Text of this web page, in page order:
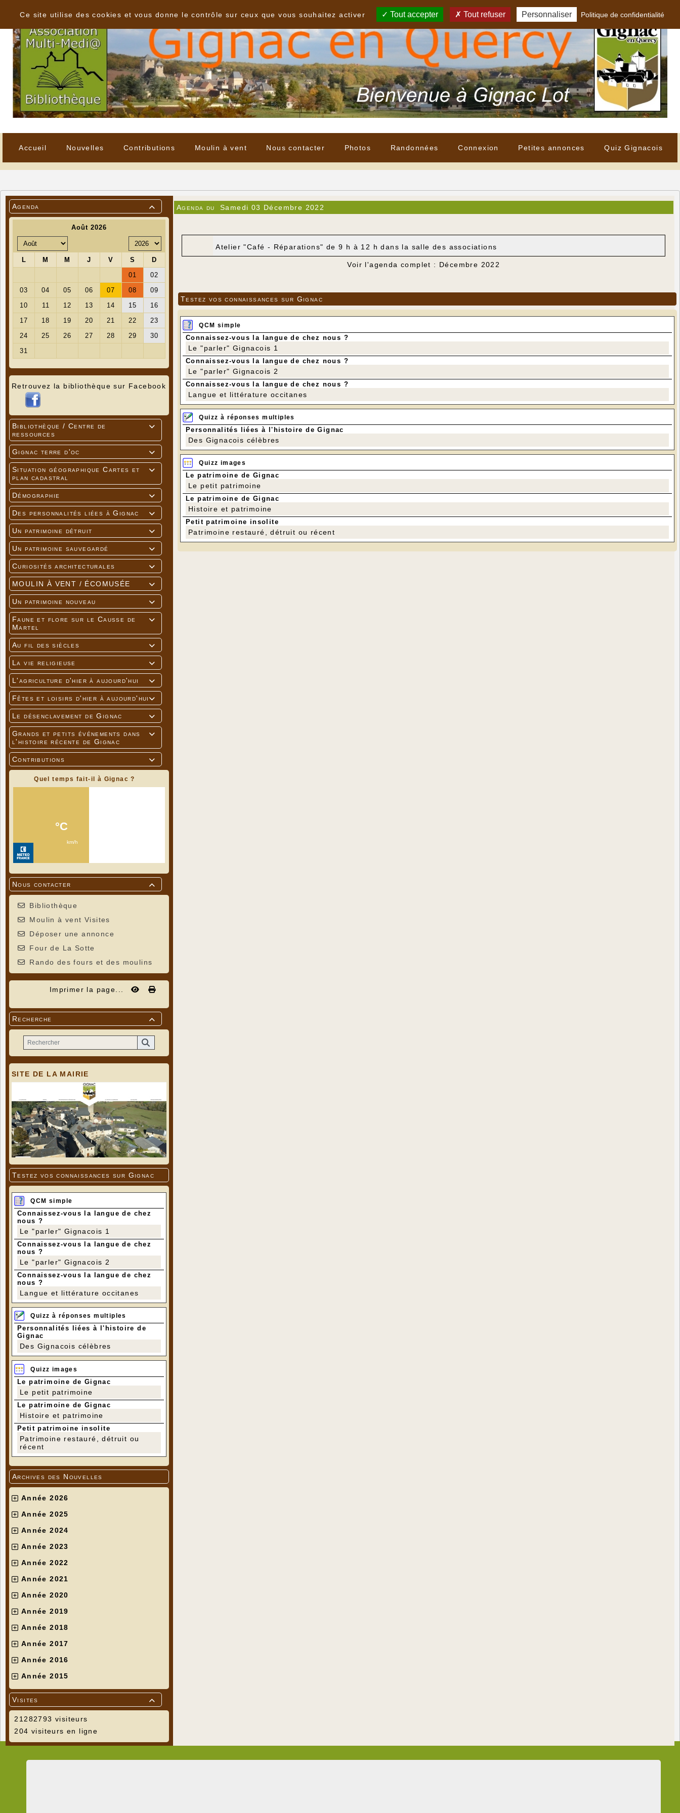
Accueil Nouvelles Contributions Moulin à vent Nous contacter Photos Randonnées Connexion Petites annonces Quiz Gignacois

Agenda
Retrouvez la bibliothèque sur Facebook

Bibliothèque / Centre de
ressources

Gignac terre d'oc

Situation géographique Cartes et
plan cadastral

Démographie

Des personnalités liées à Gignac

Un patrimoine détruit

Un patrimoine sauvegardé

Curiosités architecturales

MOULIN À VENT / ÉCOMUSÉE

Un patrimoine nouveau

Faune et flore sur le Causse de
Martel

Au fil des siècles

La vie religieuse

L'agriculture d'hier à aujourd'hui

Fêtes et loisirs d'hier à aujourd'hui

Le désenclavement de Gignac

Grands et petits événements dans
l'histoire récente de Gignac

Contributions
Quel temps fait-il à Gignac ?

Nous contacter
Bibliothèque
Moulin à vent Visites
Déposer une annonce
Four de La Sotte
Rando des fours et des moulins
Imprimer la page...

Recherche
SITE DE LA MAIRIE
Testez vos connaissances sur Gignac
QCM simple
Connaissez-vous la langue de chez
nous ?
Le "parler" Gignacois 1
Connaissez-vous la langue de chez
nous ?
Le "parler" Gignacois 2
Connaissez-vous la langue de chez
nous ?
Langue et littérature occitanes
Quizz à réponses multiples
Personnalités liées à l'histoire de
Gignac
Des Gignacois célèbres
Quizz images
Le patrimoine de Gignac
Le petit patrimoine
Le patrimoine de Gignac
Histoire et patrimoine
Petit patrimoine insolite
Patrimoine restauré, détruit ou
récent
Archives des Nouvelles
Année 2026
Année 2025
Année 2024
Année 2023
Année 2022
Année 2021
Année 2020
Année 2019
Année 2018
Année 2017
Année 2016
Année 2015

Visites
21282793 visiteurs
204 visiteurs en ligne
Agenda du Samedi 03 Décembre 2022
Atelier "Café - Réparations" de 9 h à 12 h dans la salle des associations
Voir l'agenda complet : Décembre 2022
Testez vos connaissances sur Gignac
QCM simple
Connaissez-vous la langue de chez nous ?
Le "parler" Gignacois 1
Connaissez-vous la langue de chez nous ?
Le "parler" Gignacois 2
Connaissez-vous la langue de chez nous ?
Langue et littérature occitanes
Quizz à réponses multiples
Personnalités liées à l'histoire de Gignac
Des Gignacois célèbres
Quizz images
Le patrimoine de Gignac
Le petit patrimoine
Le patrimoine de Gignac
Histoire et patrimoine
Petit patrimoine insolite
Patrimoine restauré, détruit ou récent
Ce site utilise des cookies et vous donne le contrôle sur ceux que vous souhaitez activer
Tout accepter Tout refuser Personnaliser Politique de confidentialité